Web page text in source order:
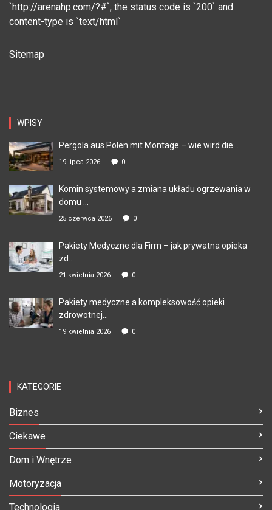
`http://arenahp.com/?#`; the status code is `200` and
content-type is `text/html`
Sitemap
WPISY
Pergola aus Polen mit Montage – wie wird die...
19 lipca 2026 0
Komin systemowy a zmiana układu ogrzewania w
domu ...
25 czerwca 2026 0
Pakiety Medyczne dla Firm – jak prywatna opieka
zd...
21 kwietnia 2026 0
Pakiety medyczne a kompleksowość opieki
zdrowotnej...
19 kwietnia 2026 0
KATEGORIE
Biznes
Ciekawe
Dom i Wnętrze
Motoryzacja
Technologia